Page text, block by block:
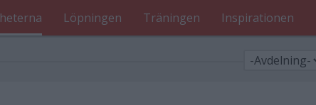
Löpningen Träningen Inspirationen